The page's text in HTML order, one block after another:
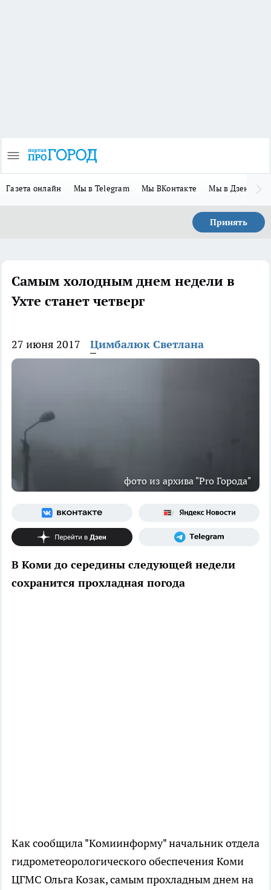
Газета онлайн Мы в Telegram Мы ВКонтакте Мы в Дзене
Принять
Самым холодным днем недели в
Ухте станет четверг
27 июня 2017 Цимбалюк Светлана
фото из архива "Pro Города"
В Коми до середины следующей недели
сохранится прохладная погода
Как сообщила "Комиинформу" начальник отдела
гидрометеорологического обеспечения Коми
ЦГМС Ольга Козак, самым прохладным днем на